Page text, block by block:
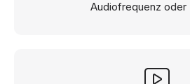
Audiofrequenz oder